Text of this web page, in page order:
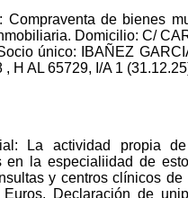
de bienes
Domicilio: C/
único: IBAÑEZ
H AL 65729, I/A 1
La actividad propia
la especialiidad de
y centros clínicos
Declaración de